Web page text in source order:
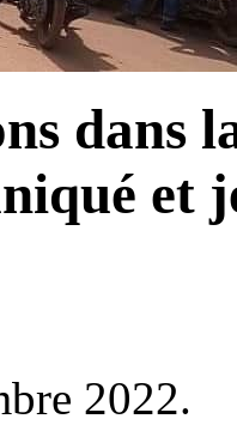
dans
et
2022.